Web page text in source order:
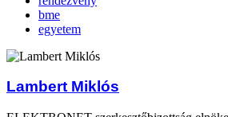
bme
egyetem
Lambert Miklós